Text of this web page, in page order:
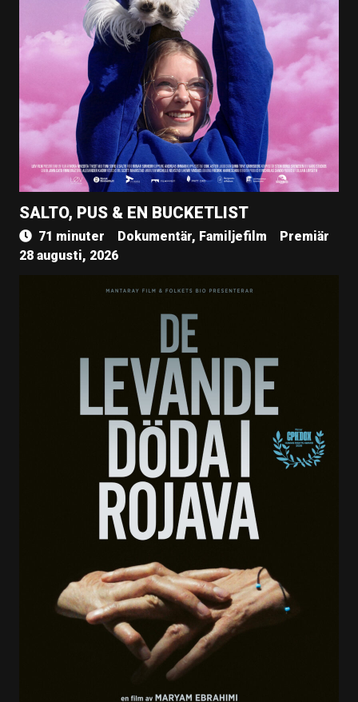
SALTO, PUS & EN BUCKETLIST
71 minuter Dokumentär, Familjefilm
Premiär
28 augusti, 2026